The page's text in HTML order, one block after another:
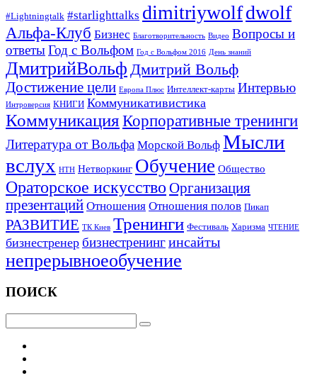
#Lightningtalk #starlighttalks dimitriywolfdwolf
Альфа-Клуб Бизнес Благотворительность Видео Вопросы и
ответыГод с Вольфом Год с Вольфом 2016 День знаний
ДмитрийВольф Дмитрий Вольф
Достижение цели Европа Плюс Интеллект-карты Интервью
Интроверсия КНИГИ Коммуникативистика
КоммуникацияКорпоративные тренинги
Литература от Вольфа Морской Вольф Мысли
вслух НТН Нетворкинг Обучение Общество
Ораторское искусство Организация
презентаций Отношения Отношения полов Пикап
РАЗВИТИЕ ТК Киев Тренинги Фестиваль Харизма ЧТЕНИЕ
бизнестренер бизнестренингинсайты
непрерывноеобучение
ПОИСК